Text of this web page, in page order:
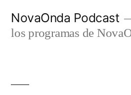
NovaOnda Podcast
los programas de